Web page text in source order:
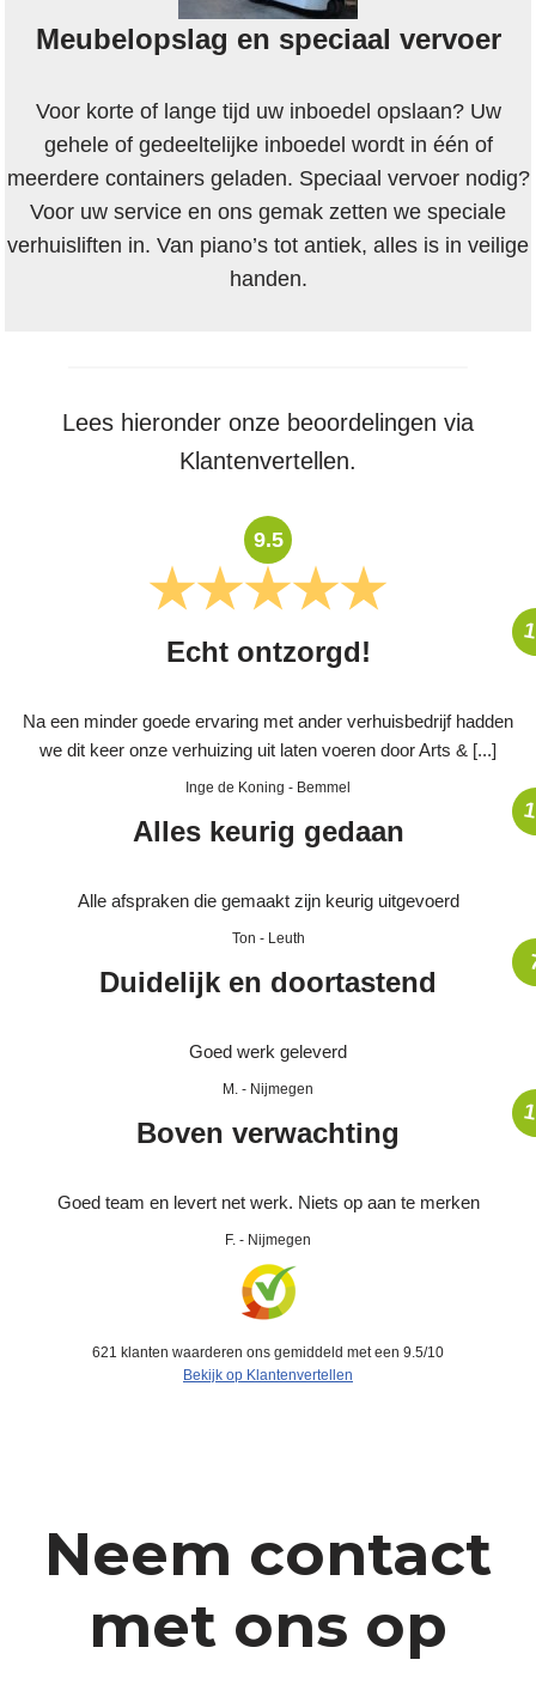
Meubelopslag en speciaal vervoer
Voor korte of lange tijd uw inboedel opslaan? Uw
gehele of gedeeltelijke inboedel wordt in één of
meerdere containers geladen. Speciaal vervoer nodig?
Voor uw service en ons gemak zetten we speciale
verhuisliften in. Van piano’s tot antiek, alles is in veilige
handen.
Lees hieronder onze beoordelingen via
Klantenvertellen.
9.5
Echt ontzorgd!
Na een minder goede ervaring met ander verhuisbedrijf hadden
we dit keer onze verhuizing uit laten voeren door Arts & [...]
Inge de Koning - Bemmel
Alles keurig gedaan
Alle afspraken die gemaakt zijn keurig uitgevoerd
Ton - Leuth
Duidelijk en doortastend
Goed werk geleverd
M. - Nijmegen
Boven verwachting
Goed team en levert net werk. Niets op aan te merken
F. - Nijmegen
621 klanten waarderen ons gemiddeld met een 9.5/10
Bekijk op Klantenvertellen
Neem contact
met ons op